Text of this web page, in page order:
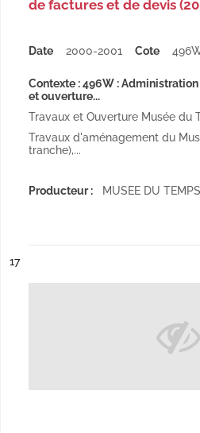
de factures et de devis
Date 2000-2001 Cote
Contexte : 496W :
et ouverture...
Travaux et Ouverture Musée du
Travaux d'aménagement du
tranche),...
Producteur : MUSEE DU TEMPS
n°
17